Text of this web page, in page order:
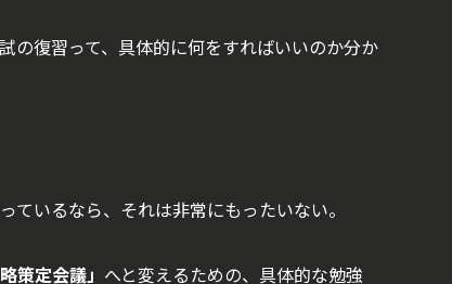
の復習って、具体的に何をすればいいのか分か
いるなら、それは非常にもったいない。
策定会議」 へと変えるための、具体的な勉強